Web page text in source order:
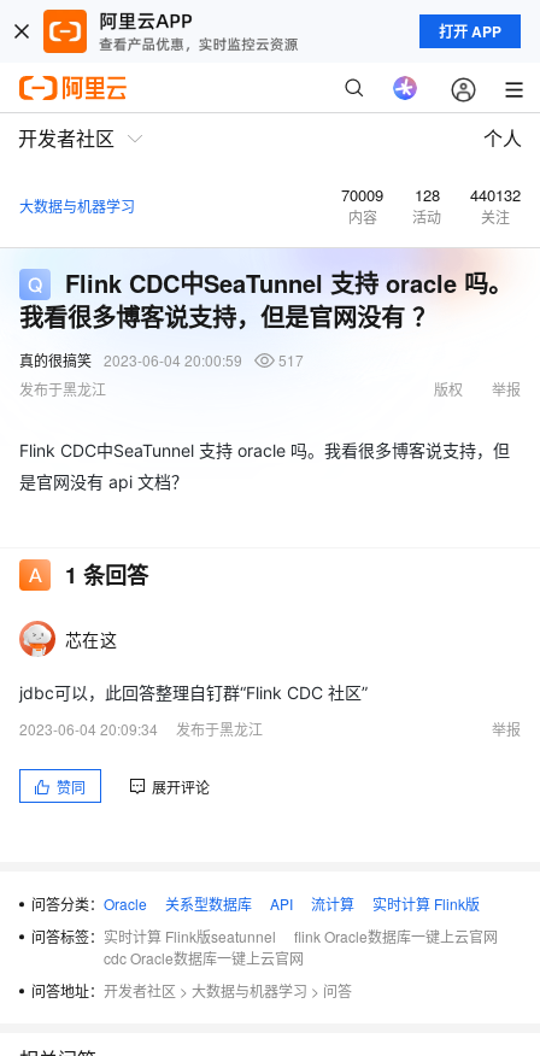
打开 APP
开发者社区 个人
大数据与机器学习 70009
内容
128
活动
440132
关注
Flink CDC中SeaTunnel 支持 oracle 吗。
我看很多博客说支持，但是官网没有 ？
真的很搞笑 2023-06-04 20:00:59
517
发布于黑龙江
举报
版权
Flink CDC中SeaTunnel 支持 oracle 吗。我看很多博客说支持，但
是官网没有 api 文档？
1 条回答
芯在这
jdbc可以，此回答整理自钉群“Flink CDC 社区”
2023-06-04 20:09:34
发布于黑龙江 举报
赞同 展开评论
问答分类： Oracle 关系型数据库 API 流计算
实时计算 Flink版
问答标签： 实时计算 Flink版seatunnel
flink Oracle数据库一键上云官网
cdc Oracle数据库一键上云官网
问答地址： 开发者社区 > 大数据与机器学习 > 问答